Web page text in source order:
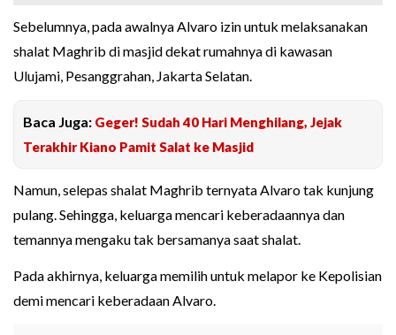
Sebelumnya, pada awalnya Alvaro izin untuk melaksanakan
shalat Maghrib di masjid dekat rumahnya di kawasan
Ulujami, Pesanggrahan, Jakarta Selatan.
Baca Juga: Geger! Sudah 40 Hari Menghilang, Jejak
Terakhir Kiano Pamit Salat ke Masjid
Namun, selepas shalat Maghrib ternyata Alvaro tak kunjung
pulang. Sehingga, keluarga mencari keberadaannya dan
temannya mengaku tak bersamanya saat shalat.
Pada akhirnya, keluarga memilih untuk melapor ke Kepolisian
demi mencari keberadaan Alvaro.